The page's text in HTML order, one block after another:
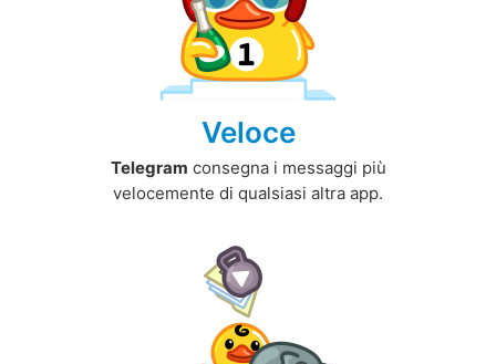
Veloce
Telegram consegna i messaggi più
velocemente di qualsiasi altra app.